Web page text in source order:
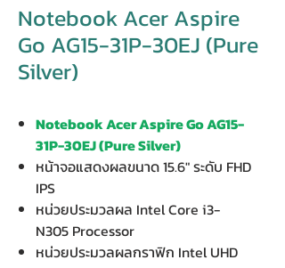
Notebook Acer Aspire
Go AG15-31P-30EJ (Pure
Silver)
Notebook Acer Aspire Go AG15-
31P-30EJ (Pure Silver)
หน้าจอแสดงผลขนาด 15.6" ระดับ FHD
IPS
หน่วยประมวลผล Intel Core i3-
N305 Processor
หน่วยประมวลผลกราฟิก Intel UHD